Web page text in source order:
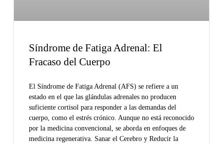
Síndrome de Fatiga Adrenal: El
Fracaso del Cuerpo
El Síndrome de Fatiga Adrenal (AFS) se refiere a un
estado en el que las glándulas adrenales no producen
suficiente cortisol para responder a las demandas del
cuerpo, como el estrés crónico. Aunque no está reconocido
por la medicina convencional, se aborda en enfoques de
medicina regenerativa. Sanar el Cerebro y Reducir la